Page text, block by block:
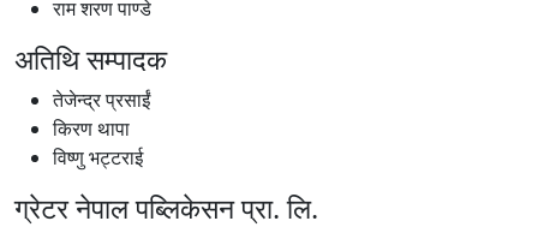
राम शरण पाण्डे
अतिथि सम्पादक
तेजेन्द्र प्रसाईं
किरण थापा
विष्णु भट्टराई
ग्रेटर नेपाल पब्लिकेसन प्रा. लि.